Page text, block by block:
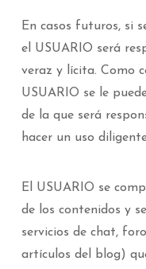
En casos futuros, si
el USUARIO será
veraz y lícita. Como
USUARIO se le
de la que será
hacer un uso
El USUARIO se
de los contenidos y
servicios de chat,
artículos del blog)